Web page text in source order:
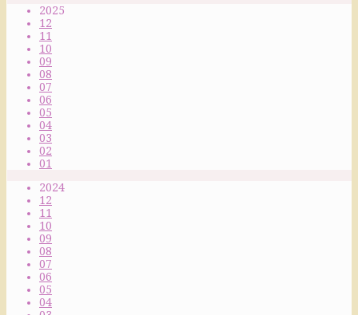
2025
12
11
10
09
08
07
06
05
04
03
02
01
2024
12
11
10
09
08
07
06
05
04